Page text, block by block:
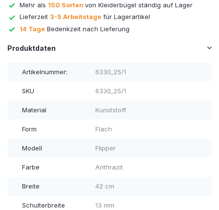
Mehr als 150 Sorten von Kleiderbügel ständig auf Lager
Lieferzeit 3-5 Arbeitstage für Lagerartikel
14 Tage Bedenkzeit nach Lieferung
Produktdaten
Artikelnummer: 6330_25/1
SKU 6330_25/1
Material Kunststoff
Form Flach
Modell Flipper
Farbe Anthrazit
Breite 42 cm
Schulterbreite 13 mm